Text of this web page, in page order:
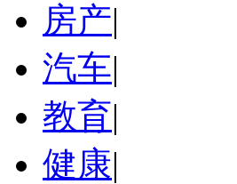
房产|
汽车|
教育|
健康|